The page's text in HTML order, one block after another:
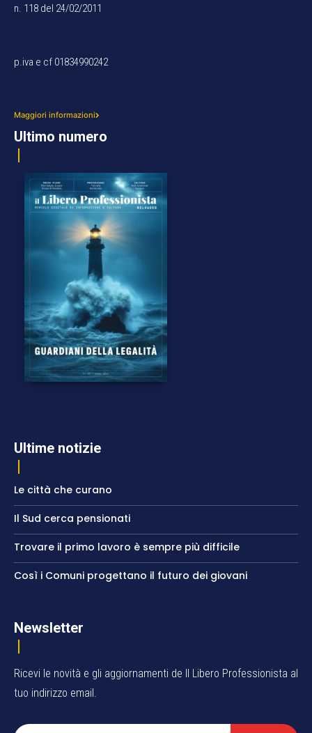
n. 118 del 24/02/2011
p.iva e cf 01834990242
Maggiori informazioni
Ultimo numero
Ultime notizie
Le città che curano
Il Sud cerca pensionati
Trovare il primo lavoro è sempre più difficile
Così i Comuni progettano il futuro dei giovani
Newsletter
Ricevi le novità e gli aggiornamenti de Il Libero Professionista al
tuo indirizzo email.